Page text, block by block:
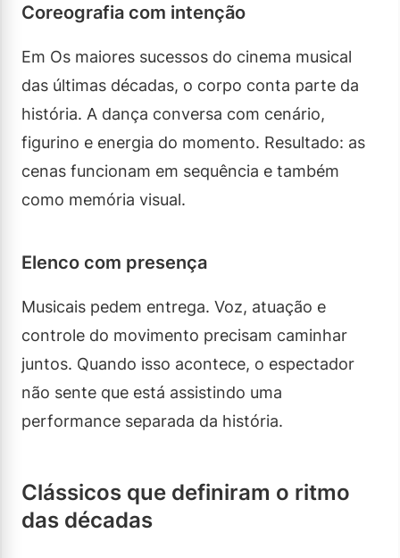
Coreografia com intenção
Em Os maiores sucessos do cinema musical
das últimas décadas, o corpo conta parte da
história. A dança conversa com cenário,
figurino e energia do momento. Resultado: as
cenas funcionam em sequência e também
como memória visual.
Elenco com presença
Musicais pedem entrega. Voz, atuação e
controle do movimento precisam caminhar
juntos. Quando isso acontece, o espectador
não sente que está assistindo uma
performance separada da história.
Clássicos que definiram o ritmo
das décadas